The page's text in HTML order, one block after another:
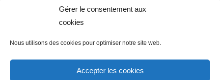
Gérer le consentement aux
cookies
Nous utilisons des cookies pour optimiser notre site web.
Accepter les cookies
Menu
a
n
t
a
i
e
o